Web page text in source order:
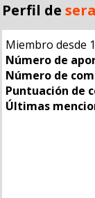
Perfil de
Miembro desde
Número de
Número de
Puntuación de
Últimas